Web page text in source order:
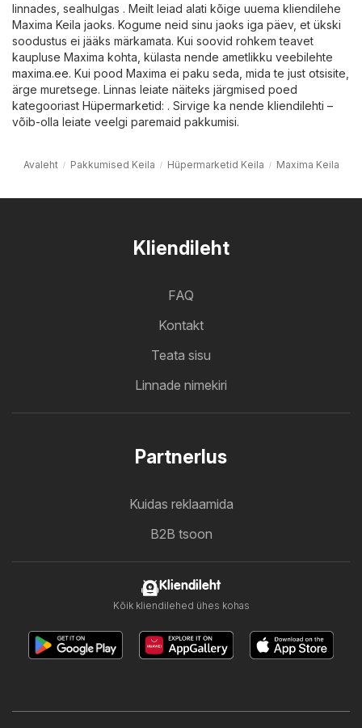
linnades, sealhulgas . Meilt leiad alati kõige uuema kliendilehe
Maxima Keila jaoks. Kogume neid sinu jaoks iga päev, et ükski
soodustus ei jääks märkamata. Kui soovid rohkem teavet
kaupluse Maxima kohta, külasta nende ametlikku veebilehte
maxima.ee. Kui pood Maxima ei paku seda, mida te just otsisite,
ärge muretsege. Linnas leiate näiteks järgmised poed
kategooriast Hüpermarketid: . Sirvige ka nende kliendilehti –
võib-olla leiate veelgi paremaid pakkumisi.
Avaleht Pakkumised Keila Hüpermarketid Keila Maxima Keila
Kliendileht
FAQ
Kontakt
Teata sisu
Linnade nimekiri
Partnerlus
Kuidas reklaamida
B2B tsoon
Kliendileht
Kõik kliendilehed ühes kohas